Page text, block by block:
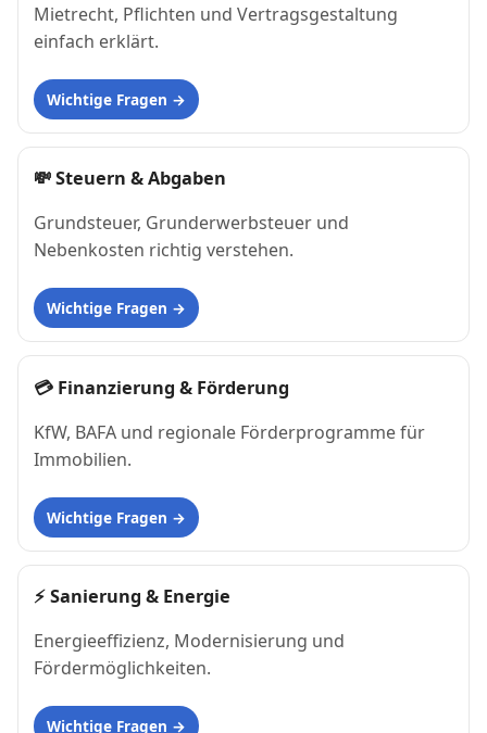
Mietrecht, Pflichten und Vertragsgestaltung
einfach erklärt.
Wichtige Fragen
💸Steuern & Abgaben
Grundsteuer, Grunderwerbsteuer und
Nebenkosten richtig verstehen.
Wichtige Fragen
💳 Finanzierung & Förderung
KfW, BAFA und regionale Förderprogramme für
Immobilien.
Wichtige Fragen
⚡Sanierung & Energie
Energieeffizienz, Modernisierung und
Fördermöglichkeiten.
Wichtige Fragen